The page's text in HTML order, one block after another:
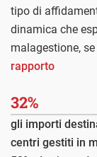
tipo di
dinamica che
malagestione,
rapporto
32%
gli importi
centri gestiti in